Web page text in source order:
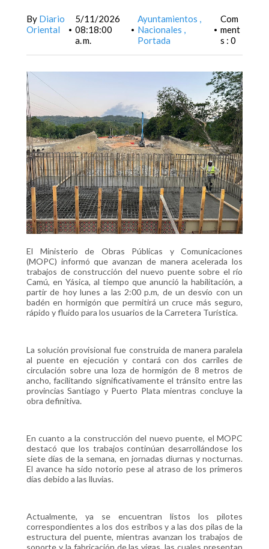
By Diario
Oriental
•
5/11/2026
08:18:00
a. m.
•
Ayuntamientos
Nacionales
Portada
•
Com
ment
s : 0
El Ministerio de Obras Públicas y Comunicaciones
(MOPC) informó que avanzan de manera acelerada los
trabajos de construcción del nuevo puente sobre el río
Camú, en Yásica, al tiempo que anunció la habilitación, a
partir de hoy lunes a las 2:00 p.m, de un desvío con un
badén en hormigón que permitirá un cruce más seguro,
rápido y fluido para los usuarios de la Carretera Turística.
La solución provisional fue construida de manera paralela
al puente en ejecución y contará con dos carriles de
circulación sobre una loza de hormigón de 8 metros de
ancho, facilitando significativamente el tránsito entre las
provincias Santiago y Puerto Plata mientras concluye la
obra definitiva.
En cuanto a la construcción del nuevo puente, el MOPC
destacó que los trabajos continúan desarrollándose los
siete días de la semana, en jornadas diurnas y nocturnas.
El avance ha sido notorio pese al atraso de los primeros
días debido a las lluvias.
Actualmente, ya se encuentran listos los pilotes
correspondientes a los dos estribos y a las dos pilas de la
estructura del puente, mientras avanzan los trabajos de